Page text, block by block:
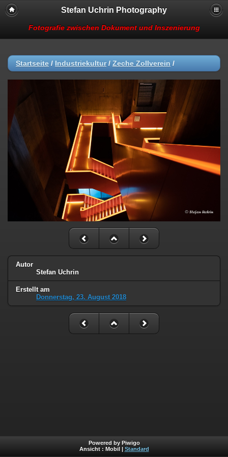
Stefan Uchrin Photography
Fotografie zwischen Dokument und Inszenierung
Startseite / Industriekultur/ Zeche Zollverein /
Autor
Stefan Uchrin
Erstellt am
Donnerstag, 23. August 2018
Powered by Piwigo
Ansicht : Mobil Standard